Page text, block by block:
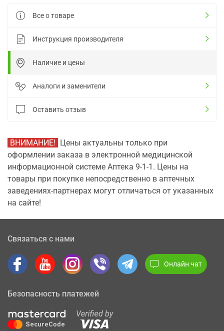
Все о товаре
Инструкция производителя
Наличие и цены
Аналоги и заменители
Оставить отзыв
ВНИМАНИЕ! Цены актуальны только при
оформлении заказа в электронной медицинской
информационной системе Аптека 9-1-1. Цены на
товары при покупке непосредственно в аптечных
заведениях-партнерах могут отличаться от указанных
на сайте!
Связаться с нами
Онлайн чат
Безопасность платежей